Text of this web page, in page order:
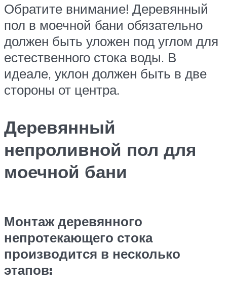
Обратите внимание! Деревянный
пол в моечной бани обязательно
должен быть уложен под углом для
естественного стока воды. В
идеале, уклон должен быть в две
стороны от центра.
Деревянный
непроливной пол для
моечной бани
Монтаж деревянного
непротекающего стока
производится в несколько
этапов: